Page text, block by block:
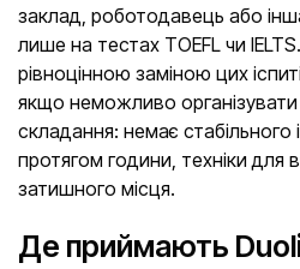
заклад, роботодавець або
лише на тестах TOEFL чи
рівноцінною заміною цих
якщо неможливо
складання: немає стабільного
протягом години, техніки для
затишного місця.
Де приймають